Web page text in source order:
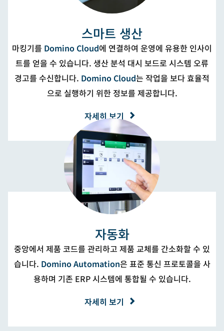
스마트 생산
마킹기를 Domino Cloud에 연결하여 운영에 유용한 인사이
트를 얻을 수 있습니다. 생산 분석 대시 보드로 시스템 오류
경고를 수신합니다. Domino Cloud는 작업을 보다 효율적
으로 실행하기 위한 정보를 제공합니다.
자세히 보기
자동화
중앙에서 제품 코드를 관리하고 제품 교체를 간소화할 수 있
습니다. Domino Automation은 표준 통신 프로토콜을 사
용하며 기존 ERP 시스템에 통합될 수 있습니다.
자세히 보기